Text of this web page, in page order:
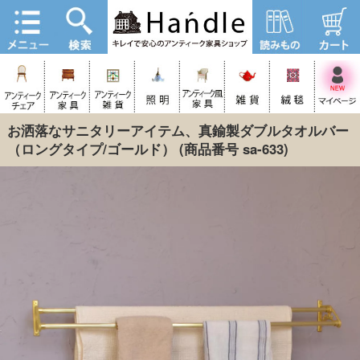
お洒落なサニタリーアイテム、真鍮製ダブルタオルバー
（ロングタイプ/ゴールド）
(商品番号 sa-633)